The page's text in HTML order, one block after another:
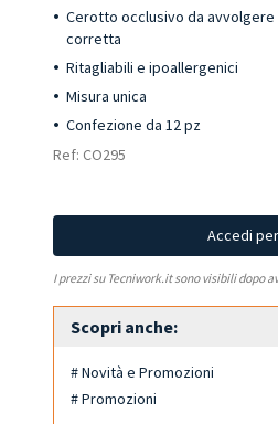
Cerotto occlusivo da
corretta
Ritagliabili e ipoallergenici
Misura unica
Confezione da 12 pz
Ref: CO295
Accedi
I prezzi su Tecniwork.it sono visibili dopo
Scopri anche:
# Novità e Promozioni
# Promozioni